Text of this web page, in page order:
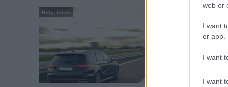
web or
I want
or app.
I want
I want
Helyi hírek